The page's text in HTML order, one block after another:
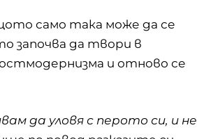
само така може да се
започва да твори в
и отново се
да уловя с перото си, и не